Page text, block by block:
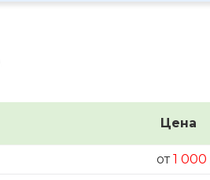
Цена
от1 000